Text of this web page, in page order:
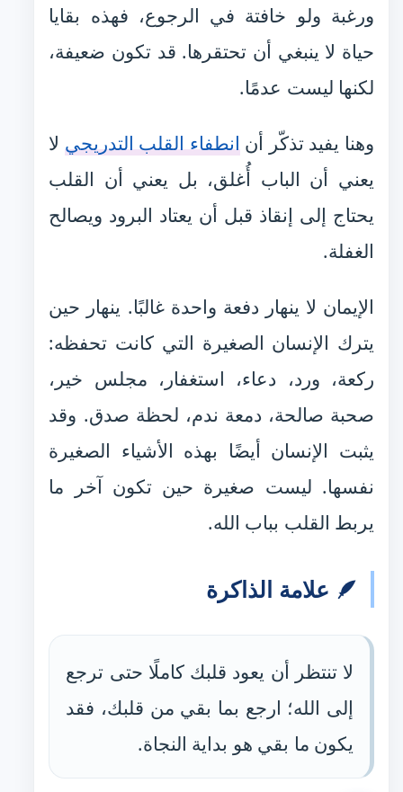
ورغبة ولو خافتة في الرجوع، فهذه بقايا
حياة لا ينبغي أن تحتقرها. قد تكون ضعيفة،
لكنها ليست عدمًا.
وهنا يفيد تذكّر أنانطفاء القلب التدريجي لا
يعني أن الباب أُغلق، بل يعني أن القلب
يحتاج إلى إنقاذ قبل أن يعتاد البرود ويصالح
الغفلة.
الإيمان لا ينهار دفعة واحدة غالبًا. ينهار حين
يترك الإنسان الصغيرة التي كانت تحفظه:
ركعة، ورد، دعاء، استغفار، مجلس خير،
صحبة صالحة، دمعة ندم، لحظة صدق. وقد
يثبت الإنسان أيضًا بهذه الأشياء الصغيرة
نفسها. ليست صغيرة حين تكون آخر ما
يربط القلب بباب الله.
🪶 علامة الذاكرة
لا تنتظر أن يعود قلبك كاملًا حتى ترجع
إلى الله؛ ارجع بما بقي من قلبك، فقد
يكون ما بقي هو بداية النجاة.